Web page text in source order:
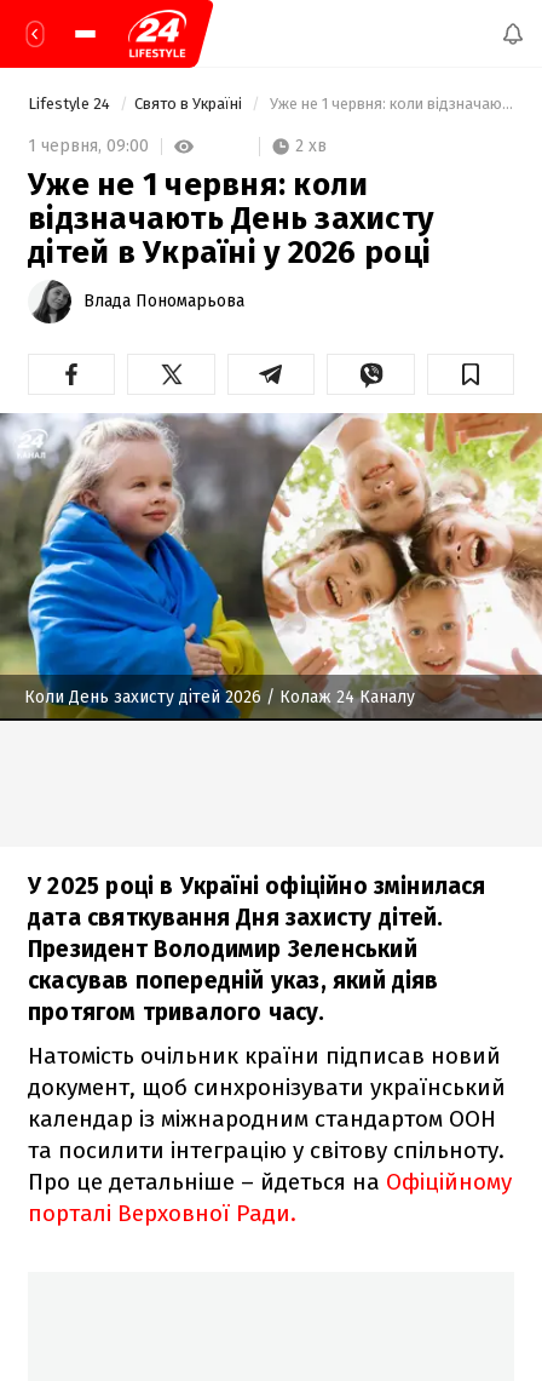
Lifestyle 24 Свято в Україні Уже не 1 червня: коли відзначають День захисту дітей в Україні у 2026 році
1 червня, 09:00 2 хв
Уже не 1 червня: коли
відзначають День захисту
дітей в Україні у 2026 році
Влада Пономарьова
Коли День захисту дітей 2026 / Колаж 24 Каналу
У 2025 році в Україні офіційно змінилася
дата святкування Дня захисту дітей.
Президент Володимир Зеленський
скасував попередній указ, який діяв
протягом тривалого часу.
Натомість очільник країни підписав новий
документ, щоб синхронізувати український
календар із міжнародним стандартом ООН
та посилити інтеграцію у світову спільноту.
Про це детальніше – йдеться на Офіційному
порталі Верховної Ради.